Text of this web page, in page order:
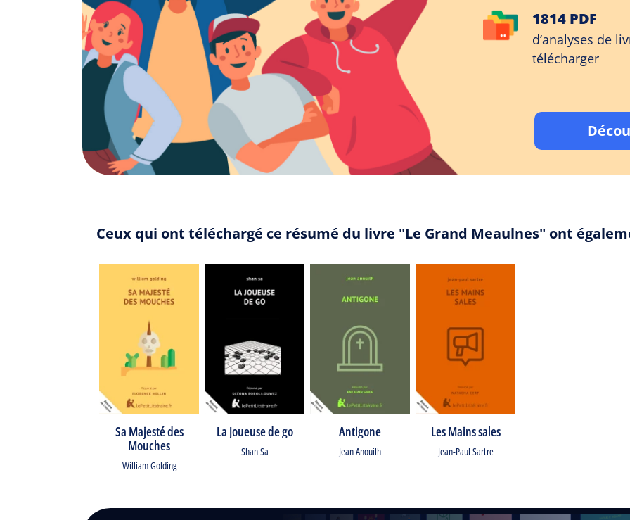
1814 PDF
d’analyses de
télécharger
Ceux qui ont téléchargé ce résumé du livre "Le Grand Meaulnes" ont
Sa Majesté des
Mouches
William Golding
La Joueuse de go
Shan Sa
Antigone
Jean Anouilh
Les Mains sales
Jean-Paul Sartre